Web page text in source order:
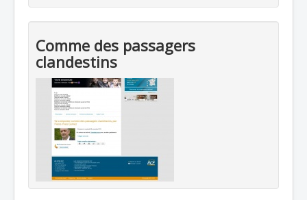
Comme des passagers
clandestins